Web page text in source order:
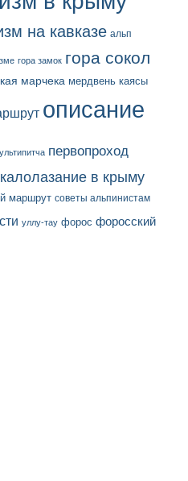
на кавказе альп
гора замок гора сокол
марчека мердвень каясы
описание
первопроход
в крыму
маршрут советы альпинистам
уллу-тау форос форосский